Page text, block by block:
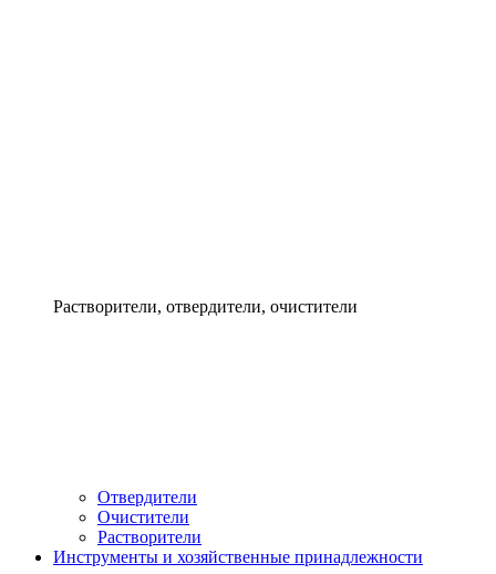
Растворители, отвердители, очистители
Отвердители
Очистители
Растворители
Инструменты и хозяйственные принадлежности